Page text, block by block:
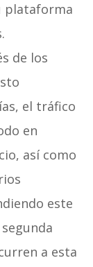
plataforma
de los
el tráfico
en
así como
este
a esta